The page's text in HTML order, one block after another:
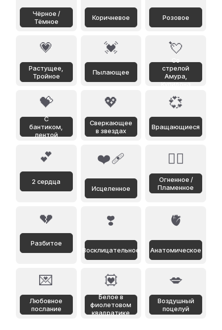
Чёрное /
Тёмное
Коричневое Розовое
💗
Растущее,
Тройное
💓
Пылающее
💘
стрелой
Амура,
Купидона
💝
С
бантиком,
лентой
💖
Сверкающее
в звездах
💞
Вращающиеся
💕
2 сердца
❤️‍🩹
Исцеленное
❤️‍🔥
Огненное /
Пламенное
💔
Разбитое
❣️
Восклицательное
🫀
Анатомическое
💌
Любовное
послание
💟
Белое в
фиолетовом
квадратике
💋
Воздушный
поцелуй